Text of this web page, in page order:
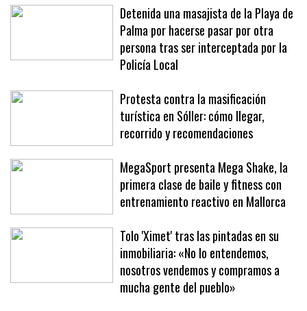
Detenida una masajista de la Playa de
Palma por hacerse pasar por otra
persona tras ser interceptada por la
Policía Local
Protesta contra la masificación
turística en Sóller: cómo llegar,
recorrido y recomendaciones
MegaSport presenta Mega Shake, la
primera clase de baile y fitness con
entrenamiento reactivo en Mallorca
Tolo 'Ximet' tras las pintadas en su
inmobiliaria: «No lo entendemos,
nosotros vendemos y compramos a
mucha gente del pueblo»